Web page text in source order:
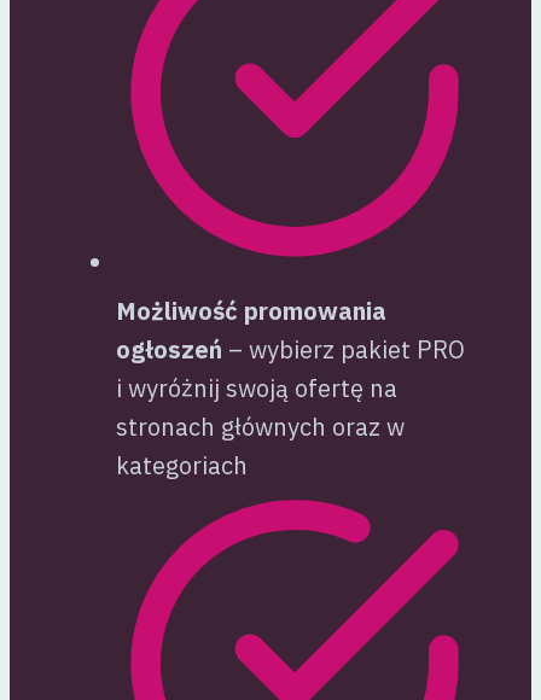
Możliwość promowania
ogłoszeń – wybierz pakiet PRO
i wyróżnij swoją ofertę na
stronach głównych oraz w
kategoriach